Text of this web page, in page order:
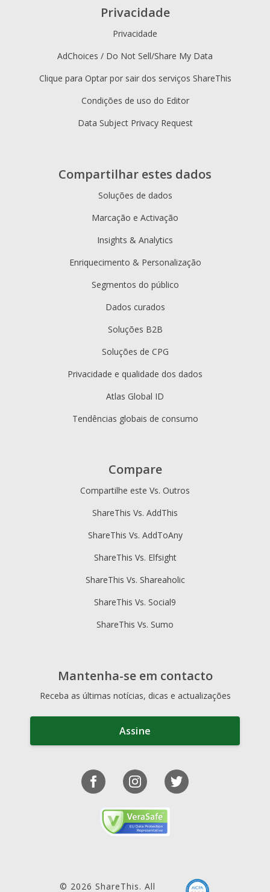
Compartilhar estes dados
Soluções de dados
Marcação e Activação
Insights & Analytics
Enriquecimento & Personalização
Segmentos do público
Dados curados
Soluções B2B
Soluções de CPG
Privacidade e qualidade dos dados
Atlas Global ID
Tendências globais de consumo
Privacidade
Privacidade
AdChoices / Do Not Sell/Share My Data
Clique para Optar por sair dos serviços ShareThis
Condições de uso do Editor
Data Subject Privacy Request
Compare
Compartilhe este Vs. Outros
ShareThis Vs. AddThis
ShareThis Vs. AddToAny
ShareThis Vs. Elfsight
ShareThis Vs. Shareaholic
ShareThis Vs. Social9
ShareThis Vs. Sumo
Mantenha-se em contacto
Receba as últimas notícias, dicas e actualizações
Assine
© 2026 ShareThis. All